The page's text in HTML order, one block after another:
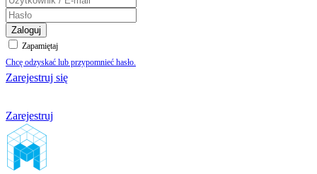
Zaloguj
Zapamiętaj
Chcę odzyskać lub przypomnieć hasło.
Zarejestruj się
Zarejestruj